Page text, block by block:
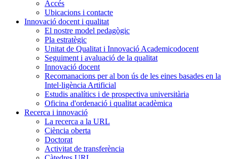
Accés
Ubicacions i contacte
Innovació docent i qualitat
El nostre model pedagògic
Pla estratègic
Unitat de Qualitat i Innovació Academicodocent
Seguiment i avaluació de la qualitat
Innovació docent
Recomanacions per al bon ús de les eines basades en la
Intel·ligència Artificial
Estudis analítics i de prospectiva universitària
Oficina d'ordenació i qualitat acadèmica
Recerca i innovació
La recerca a la URL
Ciència oberta
Doctorat
Activitat de transferència